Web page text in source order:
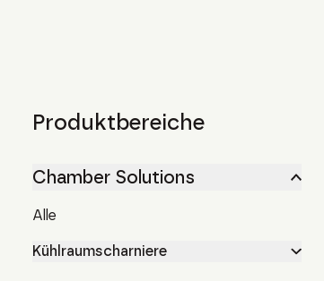
Produktbereiche
Chamber Solutions
Alle
Kühlraumscharniere